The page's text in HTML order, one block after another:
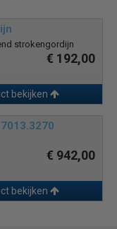
strokengordijn
€ 192,00
bekijken
€ 942,00
bekijken